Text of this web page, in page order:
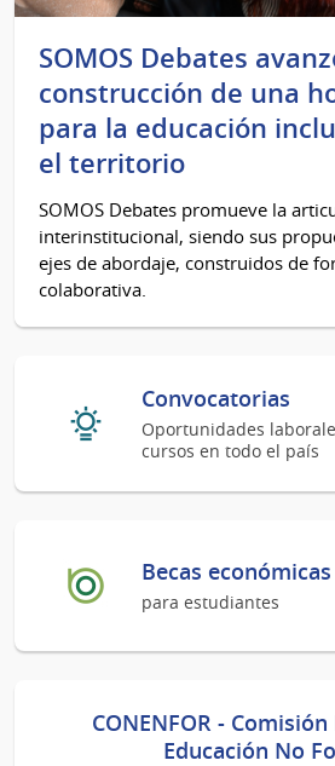
SOMOS Debates
construcción de una
para la educación
el territorio
SOMOS Debates promueve la
interinstitucional, siendo sus
ejes de abordaje, construidos de
colaborativa.
Convocatorias
Oportunidades
cursos en todo el país
Becas económicas
para estudiantes
CONENFOR -
Educación No